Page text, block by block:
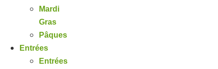
Mardi
Gras
Pâques
Entrées
Entrées